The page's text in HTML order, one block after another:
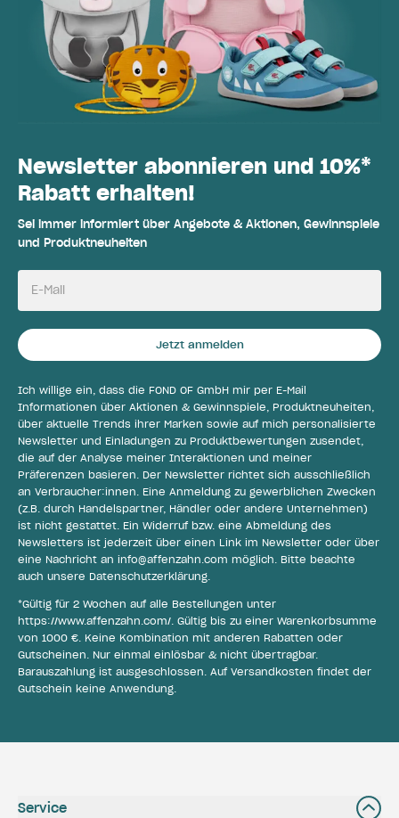
Newsletter abonnieren und 10%*
Rabatt erhalten!
Sei immer informiert über Angebote & Aktionen, Gewinnspiele
und Produktneuheiten
E-Mail
Jetzt anmelden
Ich willige ein, dass die FOND OF GmbH mir per E-Mail
Informationen über Aktionen & Gewinnspiele, Produktneuheiten,
über aktuelle Trends ihrer Marken sowie auf mich personalisierte
Newsletter und Einladungen zu Produktbewertungen zusendet,
die auf der Analyse meiner Interaktionen und meiner
Präferenzen basieren. Der Newsletter richtet sich ausschließlich
an Verbraucher:innen. Eine Anmeldung zu gewerblichen Zwecken
(z.B. durch Handelspartner, Händler oder andere Unternehmen)
ist nicht gestattet. Ein Widerruf bzw. eine Abmeldung des
Newsletters ist jederzeit über einen Link im Newsletter oder über
eine Nachricht an info@affenzahn.com möglich. Bitte beachte
auch unsere Datenschutzerklärung.
*Gültig für 2 Wochen auf alle Bestellungen unter
https://www.affenzahn.com/. Gültig bis zu einer Warenkorbsumme
von 1000 €. Keine Kombination mit anderen Rabatten oder
Gutscheinen. Nur einmal einlösbar & nicht übertragbar.
Barauszahlung ist ausgeschlossen. Auf Versandkosten findet der
Gutschein keine Anwendung.
Service